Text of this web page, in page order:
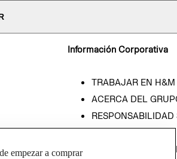
Información Corporativa
TRABAJAR EN H&M
ACERCA DEL
RESPONSABILIDAD
RELACIÓN CON
empezar a comprar